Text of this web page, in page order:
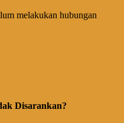
melakukan hubungan
Disarankan?